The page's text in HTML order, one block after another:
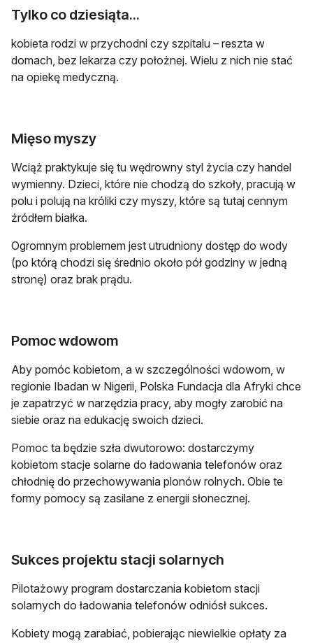
Tylko co dziesiąta...
kobieta rodzi w przychodni czy szpitalu – reszta w
domach, bez lekarza czy położnej. Wielu z nich nie stać
na opiekę medyczną.
Mięso myszy
Wciąż praktykuje się tu wędrowny styl życia czy handel
wymienny. Dzieci, które nie chodzą do szkoły, pracują w
polu i polują na króliki czy myszy, które są tutaj cennym
źródłem białka.
Ogromnym problemem jest utrudniony dostęp do wody
(po którą chodzi się średnio około pół godziny w jedną
stronę) oraz brak prądu.
Pomoc wdowom
Aby pomóc kobietom, a w szczególności wdowom, w
regionie Ibadan w Nigerii, Polska Fundacja dla Afryki chce
je zapatrzyć w narzędzia pracy, aby mogły zarobić na
siebie oraz na edukację swoich dzieci.
Pomoc ta będzie szła dwutorowo: dostarczymy
kobietom stacje solarne do ładowania telefonów oraz
chłodnię do przechowywania plonów rolnych. Obie te
formy pomocy są zasilane z energii słonecznej.
Sukces projektu stacji solarnych
Pilotażowy program dostarczania kobietom stacji
solarnych do ładowania telefonów odniósł sukces.
Kobiety mogą zarabiać, pobierając niewielkie opłaty za